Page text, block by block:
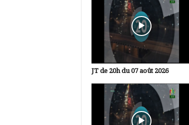
JT de 20h du 07 août 2026